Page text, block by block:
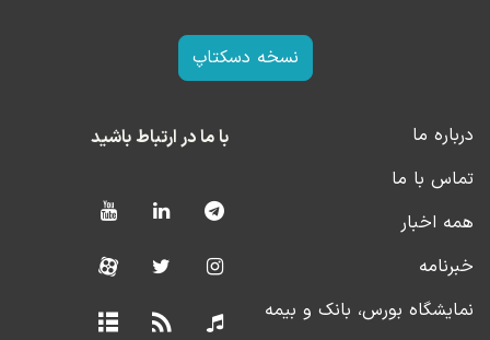
نسخه دسکتاپ
درباره ما
تماس با ما
همه اخبار
خبرنامه
نمایشگاه بورس، بانک و بیمه
با ما در ارتباط باشید